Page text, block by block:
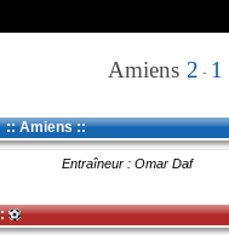
Amiens 2 - 1
:: Amiens ::
Entraîneur : Omar Daf